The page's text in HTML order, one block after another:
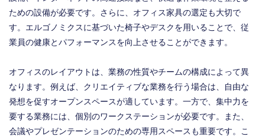
ための設備が必要です。さらに、オフィス家具の選定も大切で
す。エルゴノミクスに基づいた椅子やデスクを用いることで、従
業員の健康とパフォーマンスを向上させることができます。
オフィスのレイアウトは、業務の性質やチームの構成によって異
なります。例えば、クリエイティブな業務を行う場合は、自由な
発想を促すオープンスペースが適しています。一方で、集中力を
要する業務には、個別のワークステーションが必要です。また、
会議やプレゼンテーションのための専用スペースも重要です。こ